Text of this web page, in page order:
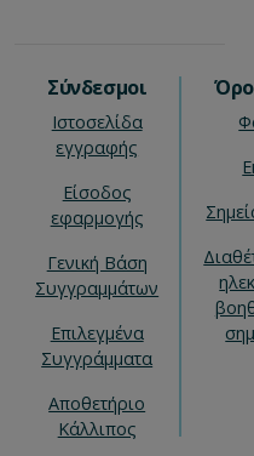
Σύνδεσμοι
Ιστοσελίδα
εγγραφής
Είσοδος
εφαρμογής
Γενική Βάση
Συγγραμμάτων
Επιλεγμένα
Συγγράμματα
Αποθετήριο
Κάλλιπος